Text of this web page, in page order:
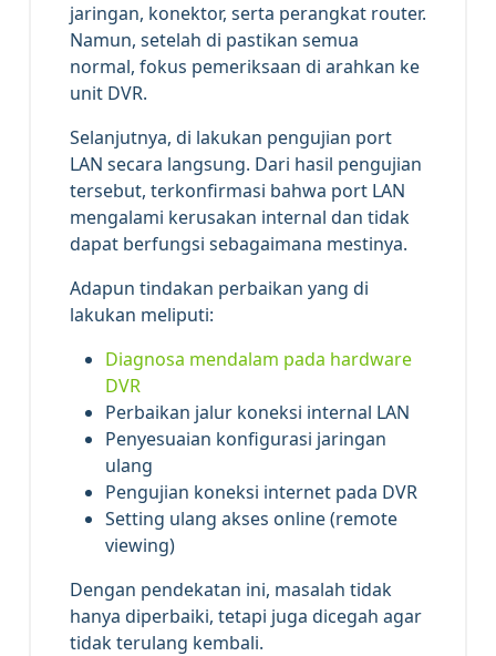
jaringan, konektor, serta perangkat router.
Namun, setelah di pastikan semua
normal, fokus pemeriksaan di arahkan ke
unit DVR.
Selanjutnya, di lakukan pengujian port
LAN secara langsung. Dari hasil pengujian
tersebut, terkonfirmasi bahwa port LAN
mengalami kerusakan internal dan tidak
dapat berfungsi sebagaimana mestinya.
Adapun tindakan perbaikan yang di
lakukan meliputi:
Diagnosa mendalam pada hardware
DVR
Perbaikan jalur koneksi internal LAN
Penyesuaian konfigurasi jaringan
ulang
Pengujian koneksi internet pada DVR
Setting ulang akses online (remote
viewing)
Dengan pendekatan ini, masalah tidak
hanya diperbaiki, tetapi juga dicegah agar
tidak terulang kembali.